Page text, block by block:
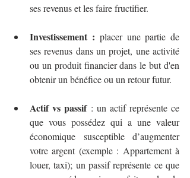
ses revenus et les faire fructifier.
Investissement : placer une partie de
ses revenus dans un projet, une activité
ou un produit financier dans le but d'en
obtenir un bénéfice ou un retour futur.
Actif vs passif : un actif représente ce
que vous possédez qui a une valeur
économique susceptible d’augmenter
votre argent (exemple : Appartement à
louer, taxi); un passif représente ce que